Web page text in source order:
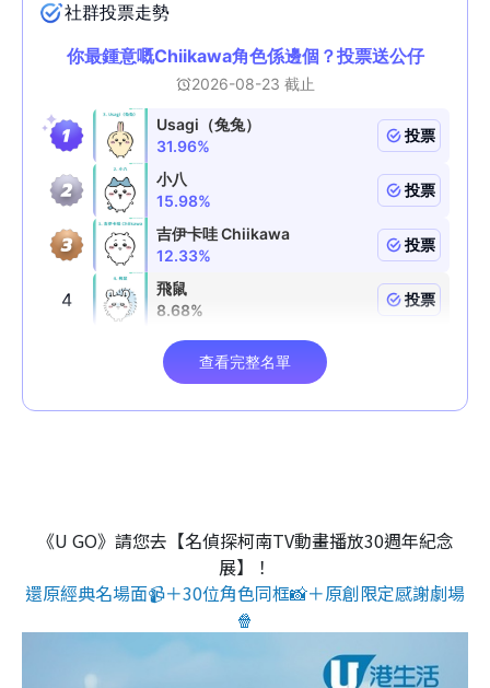
《U GO》請您去【名偵探柯南TV動畫播放30週年紀念
展】！
還原經典名場面📹＋30位角色同框📸＋原創限定感謝劇場
🍿